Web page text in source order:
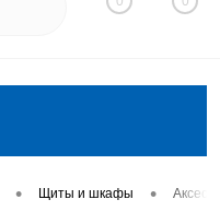
• Щиты и шкафы •